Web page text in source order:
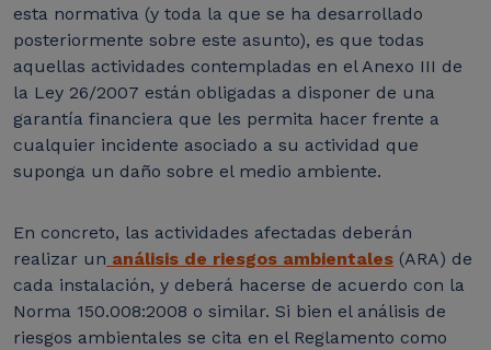
esta normativa (y toda la que se ha desarrollado
posteriormente sobre este asunto), es que todas
aquellas actividades contempladas en el Anexo III de
la Ley 26/2007 están obligadas a disponer de una
garantía financiera que les permita hacer frente a
cualquier incidente asociado a su actividad que
suponga un daño sobre el medio ambiente.
En concreto, las actividades afectadas deberán
realizar un análisis de riesgos ambientales (ARA) de
cada instalación, y deberá hacerse de acuerdo con la
Norma 150.008:2008 o similar. Si bien el análisis de
riesgos ambientales se cita en el Reglamento como